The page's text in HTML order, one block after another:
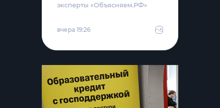
эксперты «Объясняем.РФ»
вчера 19:26